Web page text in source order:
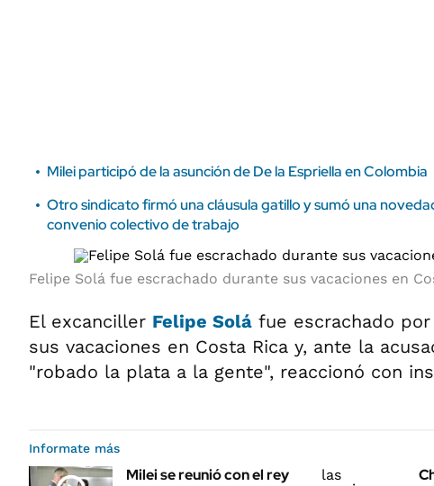
Milei participó de la asunción de De la Espriella en Colombia
Otro sindicato firmó una cláusula gatillo y sumó una
convenio colectivo de trabajo
Felipe Solá fue escrachado durante sus vacaciones en
El excanciller Felipe Solá fue escrachado
sus vacaciones en Costa Rica y, ante la
"robado la plata a la gente", reaccionó con
Informate más
Milei se reunió con el rey